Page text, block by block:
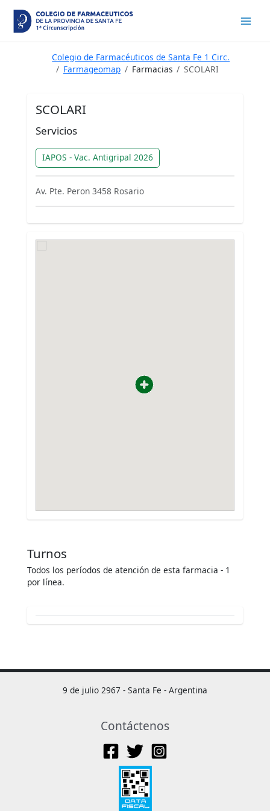
contenido
Colegio de Farmacéuticos de Santa Fe 1 Circ.
Farmageomap
Farmacias SCOLARI
SCOLARI
Servicios
IAPOS - Vac. Antigripal 2026
Av. Pte. Peron 3458 Rosario
Turnos
Todos los períodos de atención de esta farmacia - 1
por línea.
9 de julio 2967 - Santa Fe - Argentina
Contáctenos